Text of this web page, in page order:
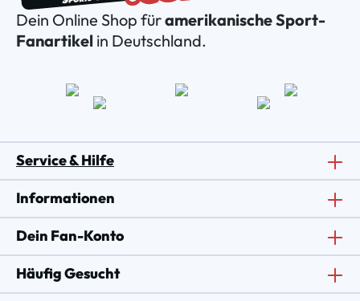
Dein Online Shop füramerikanische Sport-
Fanartikel in Deutschland.
Service & Hilfe
Informationen
Dein Fan-Konto
Häufig Gesucht